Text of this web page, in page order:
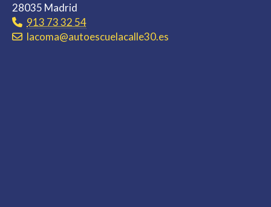
28035 Madrid
913 73 32 54
lacoma
autoescuelacalle30.es